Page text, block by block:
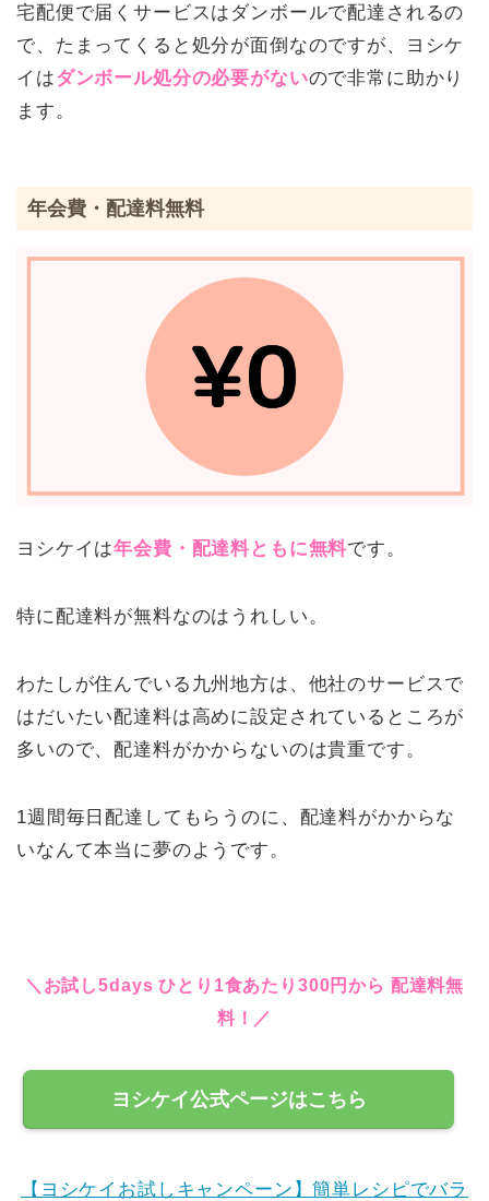
宅配便で届くサービスはダンボールで配達されるの
で、たまってくると処分が面倒なのですが、ヨシケ
イはダンボール処分の必要がないので非常に助かり
ます。
年会費・配達料無料
ヨシケイは年会費・配達料ともに無料です。
特に配達料が無料なのはうれしい。
わたしが住んでいる九州地方は、他社のサービスで
はだいたい配達料は高めに設定されているところが
多いので、配達料がかからないのは貴重です。
1週間毎日配達してもらうのに、配達料がかからな
いなんて本当に夢のようです。
＼お試し5days ひとり1食あたり300円から 配達料無
料！／
ヨシケイ公式ページはこちら
【ヨシケイお試しキャンペーン】簡単レシピでバラ